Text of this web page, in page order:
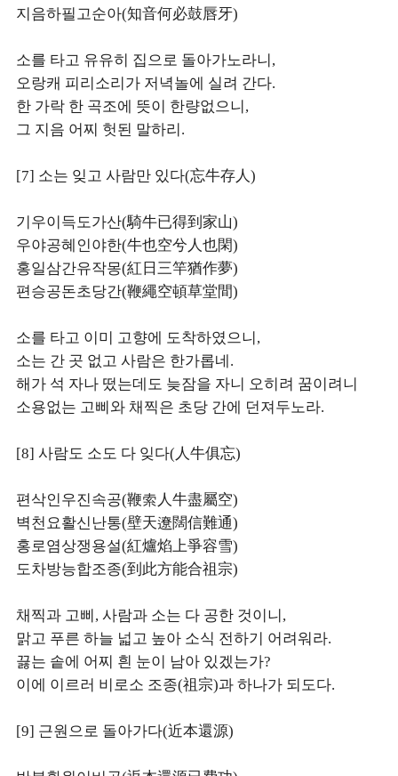
지음하필고순아(知音何必鼓唇牙)
소를 타고 유유히 집으로 돌아가노라니,
오랑캐 피리소리가 저녁놀에 실려 간다.
한 가락 한 곡조에 뜻이 한량없으니,
그 지음 어찌 헛된 말하리.
[7] 소는 잊고 사람만 있다(忘牛存人)
기우이득도가산(騎牛已得到家山)
우야공혜인야한(牛也空兮人也閑)
홍일삼간유작몽(紅日三竿猶作夢)
편승공돈초당간(鞭繩空頓草堂間)
소를 타고 이미 고향에 도착하였으니,
소는 간 곳 없고 사람은 한가롭네.
해가 석 자나 떴는데도 늦잠을 자니 오히려 꿈이려니
소용없는 고삐와 채찍은 초당 간에 던져두노라.
[8] 사람도 소도 다 잊다(人牛俱忘)
편삭인우진속공(鞭索人牛盡屬空)
벽천요활신난통(壁天遼闊信難通)
홍로염상쟁용설(紅爐焰上爭容雪)
도차방능합조종(到此方能合祖宗)
채찍과 고삐, 사람과 소는 다 공한 것이니,
맑고 푸른 하늘 넓고 높아 소식 전하기 어려워라.
끓는 솥에 어찌 흰 눈이 남아 있겠는가?
이에 이르러 비로소 조종(祖宗)과 하나가 되도다.
[9] 근원으로 돌아가다(近本還源)